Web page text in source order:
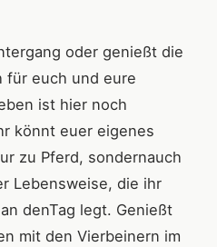
oder genießt die
für euch und eure
ist hier noch
könnt euer eigenes
zu Pferd, sondernauch
Lebensweise, die ihr
denTag legt. Genießt
mit den Vierbeinern im